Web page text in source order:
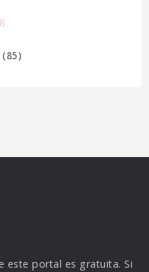
(85)
este portal es gratuita. Si